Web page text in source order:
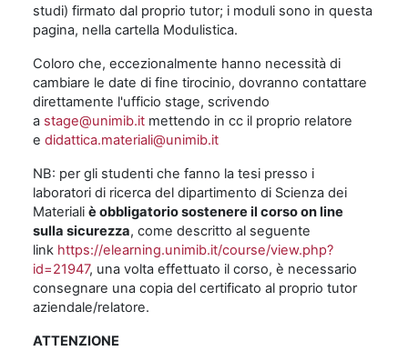
studi) firmato dal proprio tutor; i moduli sono in questa
pagina, nella cartella Modulistica.
Coloro che, eccezionalmente hanno necessità di
cambiare le date di fine tirocinio, dovranno contattare
direttamente l'ufficio stage, scrivendo
a stage@unimib.it mettendo in cc il proprio relatore
e didattica.materiali@unimib.it
NB: per gli studenti che fanno la tesi presso i
laboratori di ricerca del dipartimento di Scienza dei
Materiali è obbligatorio sostenere il corso on line
sulla sicurezza, come descritto al seguente
link https://elearning.unimib.it/course/view.php?
id=21947, una volta effettuato il corso, è necessario
consegnare una copia del certificato al proprio tutor
aziendale/relatore.
ATTENZIONE